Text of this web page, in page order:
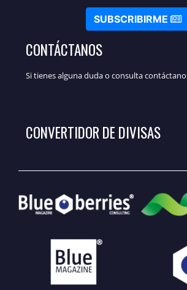
SUBSCRIBIRME
CONTÁCTANOS
Si tienes alguna duda o consulta
CONVERTIDOR DE DIVISAS